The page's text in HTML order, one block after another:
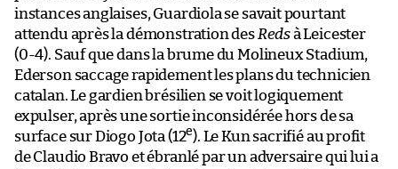
instances anglaises, Guardiola se savait pourtant
attendu après la démonstration des Redsà Leicester
(0-4). Sauf que dans la brume du Molineux Stadium,
Ederson saccage rapidement les plans du technicien
catalan. Le gardien brésilien se voit logiquement
expulser, après une sortie inconsidérée hors de sa
surface sur Diogo Jota (12e). Le Kun sacrifié au profit
de Claudio Bravo et ébranlé par un adversaire qui lui a